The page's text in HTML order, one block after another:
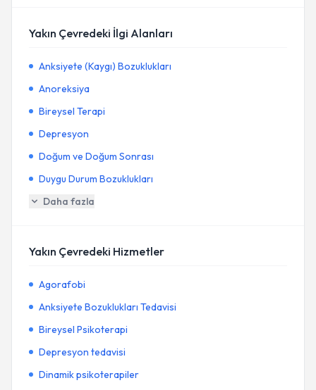
Yakın Çevredeki İlgi Alanları
Anksiyete (Kaygı) Bozuklukları
Anoreksiya
Bireysel Terapi
Depresyon
Doğum ve Doğum Sonrası
Duygu Durum Bozuklukları
Daha fazla
Yakın Çevredeki Hizmetler
Agorafobi
Anksiyete Bozuklukları Tedavisi
Bireysel Psikoterapi
Depresyon tedavisi
Dinamik psikoterapiler